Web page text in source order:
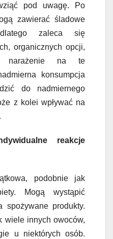
pod uwagę. Po
zawierać śladowe
zaleca się
organicznych opcji,
narażenie na te
konsumpcja
do nadmiernego
z kolei wpływać na
reakcje
podobnie jak
Mogą wystąpić
spożywane produkty.
wiele innych owoców,
u niektórych osób.